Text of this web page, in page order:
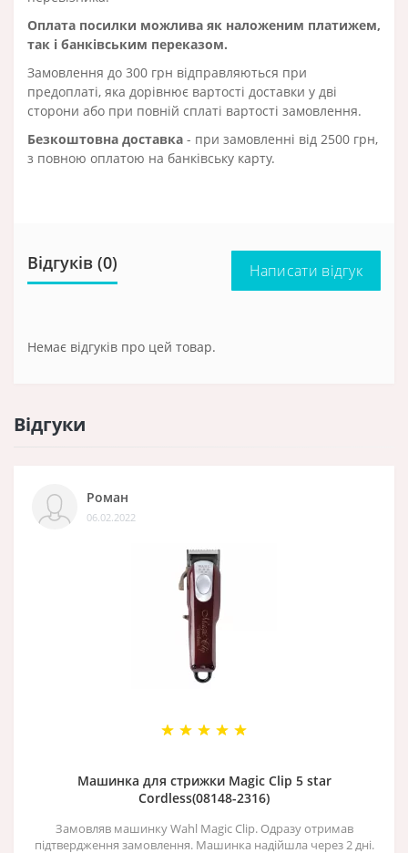
Оплата посилки можлива як наложеним платижем,
так і банківським переказом.
Замовлення до 300 грн відправляються при
предоплаті, яка дорівнює вартості доставки у дві
сторони або при повній сплаті вартості замовлення.
Безкоштовна доставка - при замовленні від 2500 грн,
з повною оплатою на банківську карту.
Відгуків (0) Написати відгук
Немає відгуків про цей товар.
Відгуки
Роман
06.02.2022
Машинка для стрижки Magic Clip 5 star
Cordless(08148-2316)
Замовляв машинку Wahl Magic Clip. Одразу отримав
підтвердження замовлення. Машинка надійшла через 2 дні.